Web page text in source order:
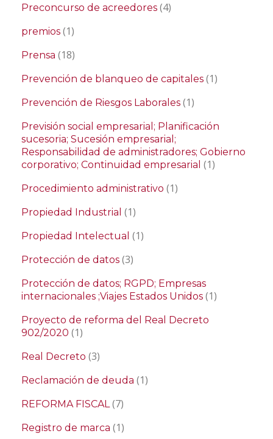
Preconcurso de acreedores (4)
premios (1)
Prensa (18)
Prevención de blanqueo de capitales (1)
Prevención de Riesgos Laborales (1)
Previsión social empresarial; Planificación
sucesoria; Sucesión empresarial;
Responsabilidad de administradores; Gobierno
corporativo; Continuidad empresarial (1)
Procedimiento administrativo (1)
Propiedad Industrial (1)
Propiedad Intelectual (1)
Protección de datos (3)
Protección de datos; RGPD; Empresas
internacionales ;Viajes Estados Unidos (1)
Proyecto de reforma del Real Decreto
902/2020 (1)
Real Decreto (3)
Reclamación de deuda (1)
REFORMA FISCAL(7)
Registro de marca (1)